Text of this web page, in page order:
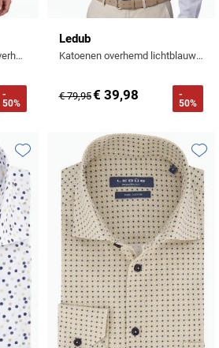
katoenen mouwlengte 7 overhemd effen donkerblauw
-
50%
Ledub
Katoenen overhemd lichtblauw normale fit
€ 79,95€ 39,98
-
50%
Toevoegen aan favorieten